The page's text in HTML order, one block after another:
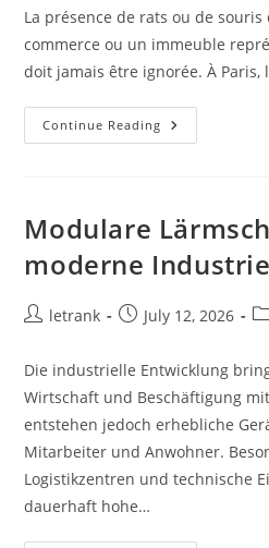
La présence de rats ou de
commerce ou un immeuble
doit jamais être ignorée. À
Continue Reading Dératisation
Urgence
Contre
Les
Et
Les
Modulare
moderne
Postletrank
PostJuly 12, 2026
Die industrielle Entwicklung
Wirtschaft und Beschäftigung
entstehen jedoch erhebliche
Mitarbeiter und Anwohner.
Logistikzentren und technische
dauerhaft hohe…